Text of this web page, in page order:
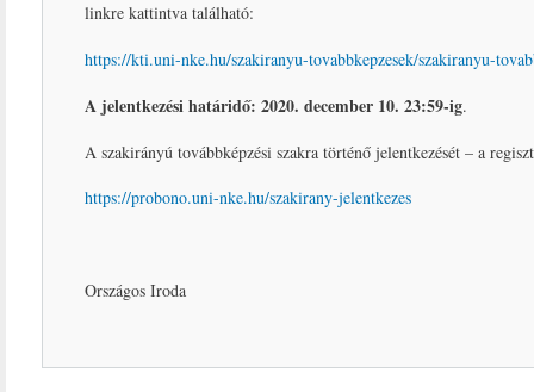
linkre kattintva található:
https://kti.uni-nke.hu/szakiranyu-tovabbkepzesek/szakiranyu-
A jelentkezési határidő: 2020. december 10. 23:59-ig.
A szakirányú továbbképzési szakra történő jelentkezését – a
https://probono.uni-nke.hu/szakirany-jelentkezes
Országos Iroda